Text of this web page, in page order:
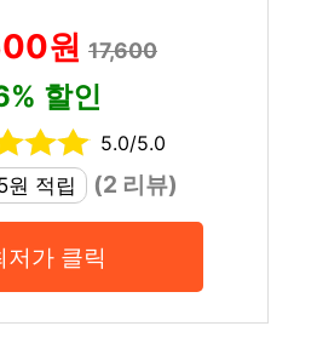
원 17,600
할인
5.0/5.0
원 적립
(2 리뷰)
저가 클릭